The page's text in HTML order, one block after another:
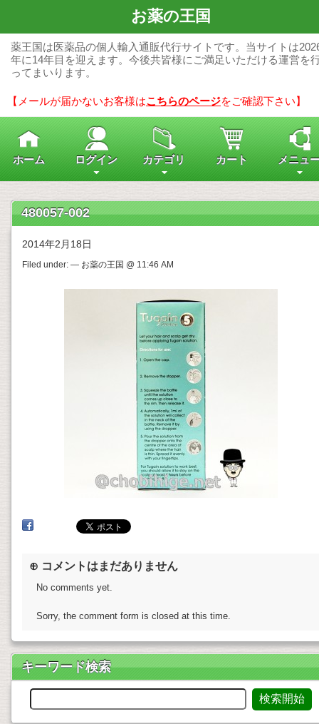
お薬の王国
薬王国は医薬品の個人輸入通販代行サイトです。当サイトは
年に14年目を迎えます。今後共皆様にご満足いただける運営を
ってまいります。
【メールが届かないお客様はこちらのページをご確認下さい】
ホーム ログイン カテゴリ カート メニュ
480057-002
2014年2月18日
Filed under: — お薬の王国 @ 11:46 AM
⊕ コメントはまだありません
No comments yet.
Sorry, the comment form is closed at this time.
キーワード検索